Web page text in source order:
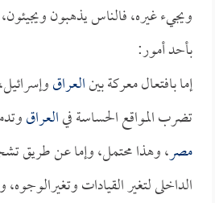
ويجيء غيره، فالناس يذهبون
بأحد أمور:
إما بافتعال معركة بينالعراق
تضرب المواقع الحساسة فيالعراق
مصر، وهذا محتمل، وإما عن طريق
الداخلى لتغير القيادات